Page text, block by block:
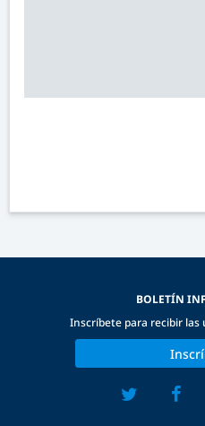
BOLETÍN
Inscríbete para recibir